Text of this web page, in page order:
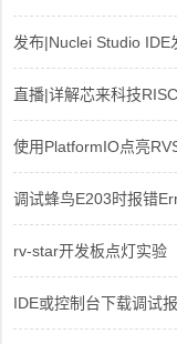
发布|Nuclei Studio IDE
直播|详解芯来科技
使用PlatformIO点亮
调试蜂鸟E203时报错
rv-star开发板点灯实验
IDE或控制台下载调试